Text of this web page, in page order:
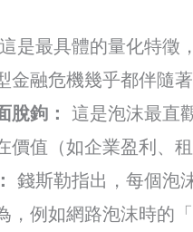
這是最具體的量化特徵
金融危機幾乎都伴隨
脫鉤： 這是泡沫最直
價值（如企業盈利、租
錢斯勒指出，每個泡
，例如網路泡沫時的